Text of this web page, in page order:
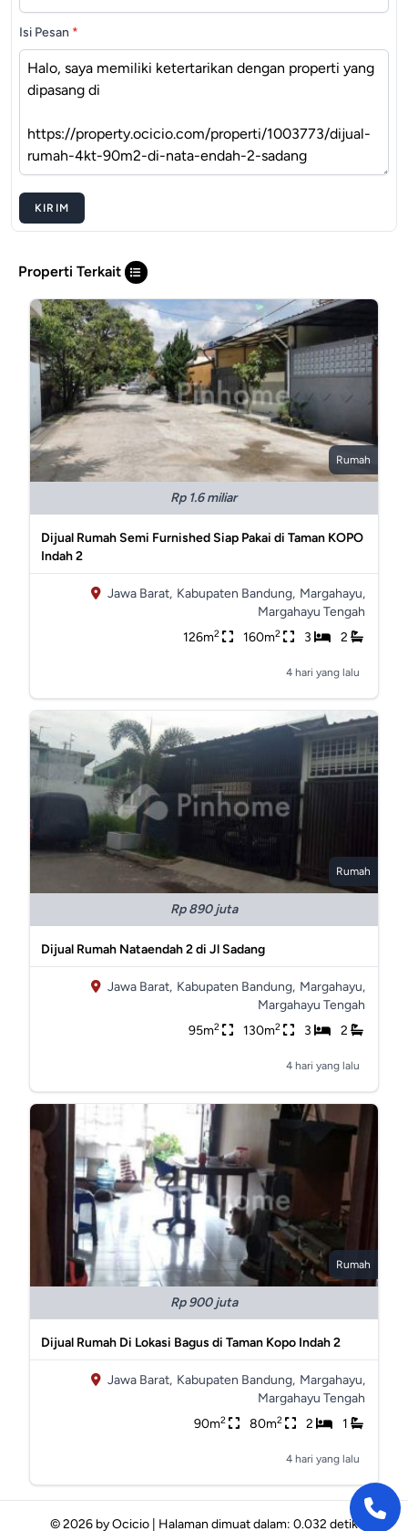
Isi Pesan *
KIRIM
Properti Terkait
Rumah
Rp 1.6 miliar
Dijual Rumah Semi Furnished Siap Pakai di Taman KOPO
Indah 2
Jawa Barat, Kabupaten Bandung, Margahayu,
Margahayu Tengah
126m2 160m2 3 2
4 hari yang lalu
Rumah
Rp 890 juta
Dijual Rumah Nataendah 2 di Jl Sadang
Jawa Barat, Kabupaten Bandung, Margahayu,
Margahayu Tengah
95m2 130m2 3 2
4 hari yang lalu
Rumah
Rp 900 juta
Dijual Rumah Di Lokasi Bagus di Taman Kopo Indah 2
Jawa Barat, Kabupaten Bandung, Margahayu,
Margahayu Tengah
90m2 80m2 2 1
4 hari yang lalu
© 2026 byOcicio Halaman dimuat dalam: 0.032 detik